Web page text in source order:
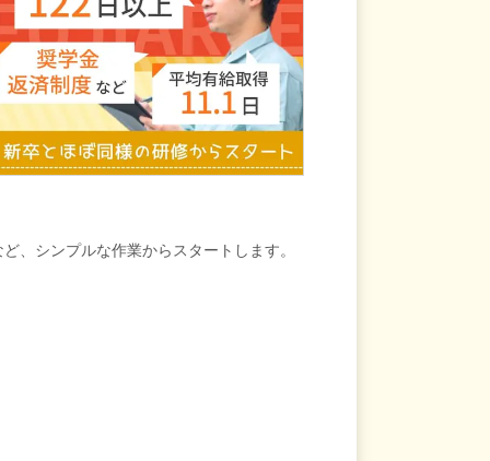
、シンプルな作業からスタートします。